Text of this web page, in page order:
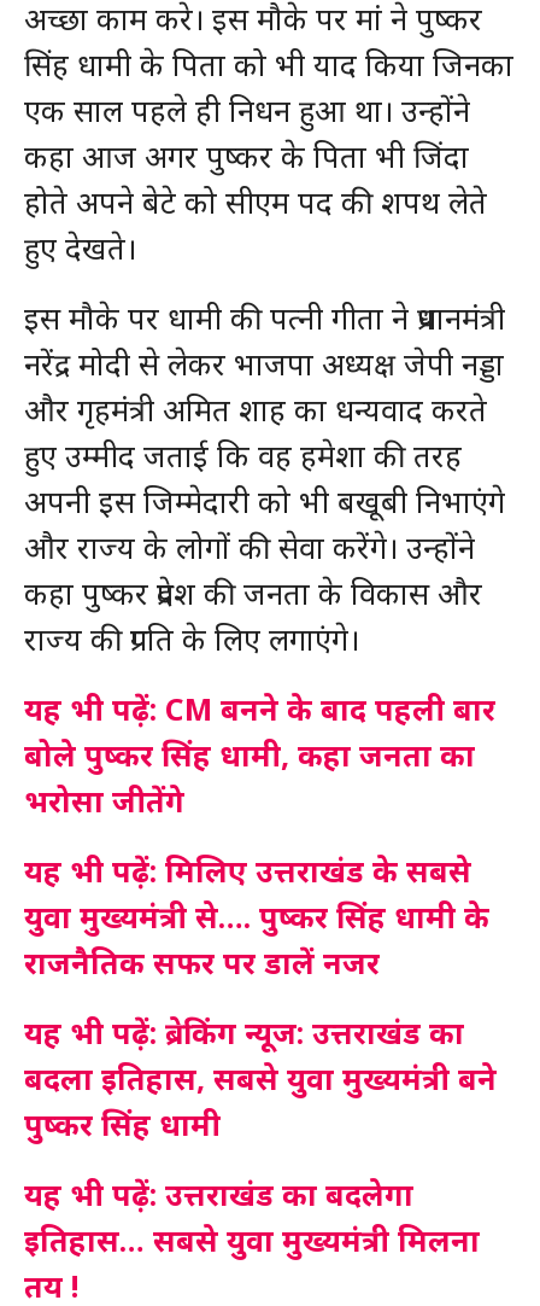
अच्छा काम करे। इस मौके पर मां ने पुष्कर
सिंह धामी के पिता को भी याद किया जिनका
एक साल पहले ही निधन हुआ था। उन्होंने
कहा आज अगर पुष्कर के पिता भी जिंदा
होते अपने बेटे को सीएम पद की शपथ लेते
हुए देखते।
इस मौके पर धामी की पत्नी गीता ने प्रधानमंत्री
नरेंद्र मोदी से लेकर भाजपा अध्यक्ष जेपी नड्डा
और गृहमंत्री अमित शाह का धन्यवाद करते
हुए उम्मीद जताई कि वह हमेशा की तरह
अपनी इस जिम्मेदारी को भी बखूबी निभाएंगे
और राज्य के लोगों की सेवा करेंगे। उन्होंने
कहा पुष्कर प्रदेश की जनता के विकास और
राज्य की प्रगति के लिए लगाएंगे।
यह भी पढ़ें: CM बनने के बाद पहली बार
बोले पुष्कर सिंह धामी, कहा जनता का
भरोसा जीतेंगे
यह भी पढ़ें: मिलिए उत्तराखंड के सबसे
युवा मुख्यमंत्री से…. पुष्कर सिंह धामी के
राजनैतिक सफर पर डालें नजर
यह भी पढ़ें: ब्रेकिंग न्यूज: उत्तराखंड का
बदला इतिहास, सबसे युवा मुख्यमंत्री बने
पुष्कर सिंह धामी
यह भी पढ़ें: उत्तराखंड का बदलेगा
इतिहास… सबसे युवा मुख्यमंत्री मिलना
तय !